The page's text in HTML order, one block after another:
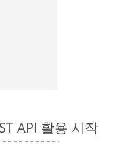
API 활용 시작